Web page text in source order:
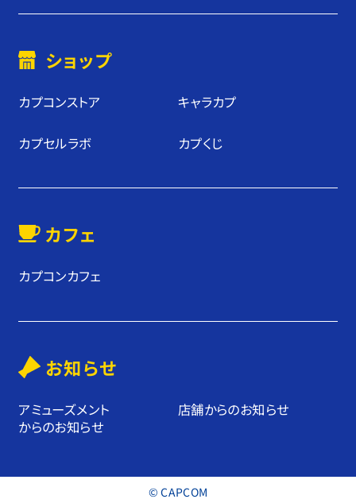
ショップ
カプコンストア キャラカプ
カプセルラボ カプくじ
カフェ
カプコンカフェ
お知らせ
アミューズメント
からのお知らせ
店舗からのお知らせ
© CAPCOM